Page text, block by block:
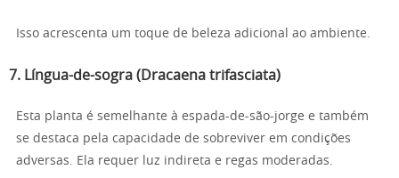
Isso acrescenta um toque de beleza adicional ao ambiente.
7. Língua-de-sogra (Dracaena trifasciata)
Esta planta é semelhante à espada-de-são-jorge e também
se destaca pela capacidade de sobreviver em condições
adversas. Ela requer luz indireta e regas moderadas.